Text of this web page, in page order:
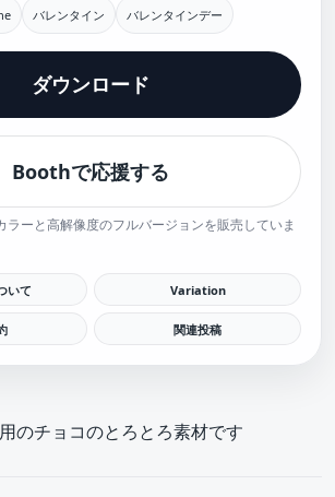
バレンタイン バレンタインデー
ダウンロード
Boothで応援する
ラーと高解像度のフルバージョンを販売していま
いて Variation
関連投稿
のチョコのとろとろ素材です